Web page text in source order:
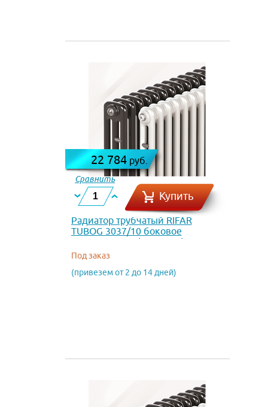
22 784руб.
Сравнить
Купить
Радиатор трубчатый RIFAR
TUBOG 3037/10 боковое
подключение (RAL 1024)
Под заказ
(привезем от 2 до 14 дней)